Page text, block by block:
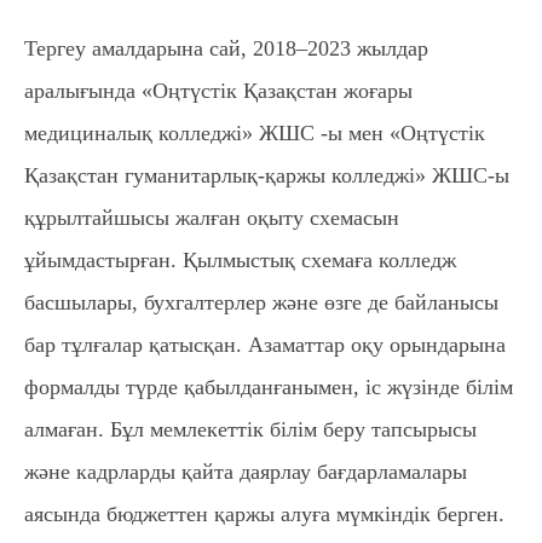
Тергеу амалдарына сай, 2018–2023 жылдар
аралығында «Оңтүстік Қазақстан жоғары
медициналық колледжі» ЖШС -ы мен «Оңтүстік
Қазақстан гуманитарлық-қаржы колледжі» ЖШС-ы
құрылтайшысы жалған оқыту схемасын
ұйымдастырған. Қылмыстық схемаға колледж
басшылары, бухгалтерлер және өзге де байланысы
бар тұлғалар қатысқан. Азаматтар оқу орындарына
формалды түрде қабылданғанымен, іс жүзінде білім
алмаған. Бұл мемлекеттік білім беру тапсырысы
және кадрларды қайта даярлау бағдарламалары
аясында бюджеттен қаржы алуға мүмкіндік берген.